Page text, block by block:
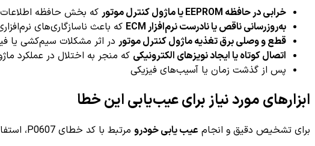
خرابی در حافظه EEPROM یا ماژول کنترل موتور
که بخش حافظه اطلاعات
به‌روزرسانی ناقص یا نادرست نرم‌افزار ECM
که باعث ناسازگاری‌های
قطع و وصلی برق تغذیه ماژول کنترل موتور در اثر مشکلات سیم‌کشی یا
اتصال کوتاه یا ایجاد نویزهای الکترونیکی که منجر به اختلال در عملکرد
پس از گذشت زمان یا آسیب‌های فیزیکی
ابزارهای مورد نیاز برای عیب‌یابی این خطا
برای تشخیص دقیق و انجام عیب یابی خودرو مرتبط با کد خطای P0607، استفاده از ابزارهای زیر ضروری است: